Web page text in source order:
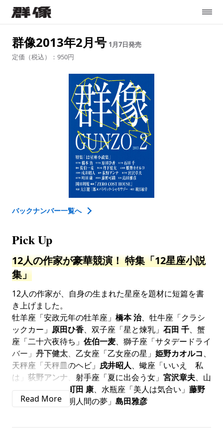
群像2013年2月号 1月7日発売
定価（税込）：950円
バックナンバー一覧へ
Pick Up
12人の作家が豪華競演！特集「12星座小説
集」
12人の作家が、自身の生まれた星座を題材に短篇を書
き上げました。
牡羊座「安政元年の牡羊座」 橋本 治、牡牛座「クラシ
ックカー」 原田ひ香、双子座「星と煉乳」 石田 千、蟹
座「二十六夜待ち」 佐伯一麦、獅子座「サタデードライ
バー」 丹下健太、乙女座「乙女座の星」 姫野カオルコ、
天秤座「天秤皿のヘビ」 戌井昭人、蠍座「いいえ 私
は」 荻野アンナ 、射手座「夏に出会う女」 宮沢章夫、山
羊座「山羊経」町田 康、水瓶座「美人は気合い」 藤野
可織、魚座「透明人間の夢」 島田雅彦